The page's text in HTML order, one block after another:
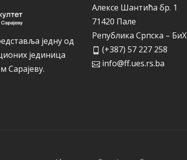
једну од
јединица
Сарајеву.
Алексе Шантића бр. 1
71420 Пале
Република Српска – БиХ
(+387) 57 227 258
info@ff.ues.rs.ba